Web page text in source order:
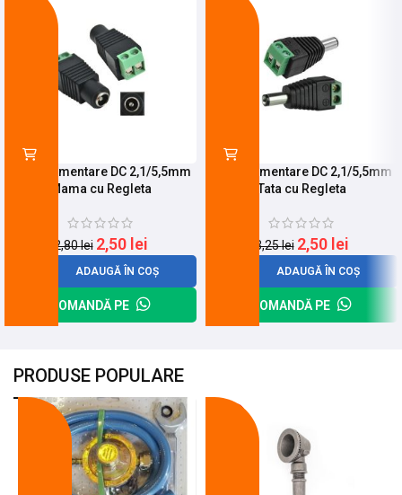
Mufa Alimentare DC 2,1/5,5mm
Mama cu Regleta
2,80lei 2,50 lei
ADAUGĂ ÎN COȘ
COMANDĂ PE
Mufa Alimentare DC 2,1/5,5mm
Tata cu Regleta
3,25lei 2,50 lei
ADAUGĂ ÎN COȘ
COMANDĂ PE
PRODUSE POPULARE